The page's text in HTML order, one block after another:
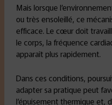
Mais lorsque
ou très ensoleillé, ce
efficace. Le cœur doit
le corps, la fréquence
apparaît plus rapidement.
Dans ces conditions,
adapter sa pratique peut
l’épuisement thermique et,